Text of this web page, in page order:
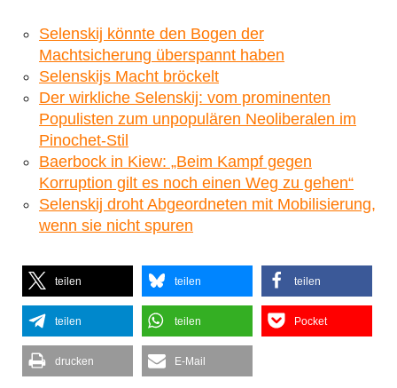
Selenskij könnte den Bogen der
Machtsicherung überspannt haben
Selenskijs Macht bröckelt
Der wirkliche Selenskij: vom prominenten
Populisten zum unpopulären Neoliberalen im
Pinochet-Stil
Baerbock in Kiew: „Beim Kampf gegen
Korruption gilt es noch einen Weg zu gehen“
Selenskij droht Abgeordneten mit Mobilisierung,
wenn sie nicht spuren
teilen teilen teilen
teilen teilen Pocket
drucken E-Mail